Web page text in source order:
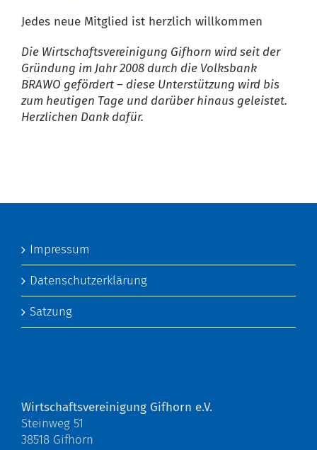
Jedes neue Mitglied ist herzlich willkommen
Die Wirtschaftsvereinigung Gifhorn wird seit der
Gründung im Jahr 2008 durch die Volksbank
BRAWO gefördert – diese Unterstützung wird bis
zum heutigen Tage und darüber hinaus geleistet.
Herzlichen Dank dafür.
Impressum
Datenschutzerklärung
Satzung
Wirtschaftsvereinigung Gifhorn e.V.
Steinweg 51
38518 Gifhorn